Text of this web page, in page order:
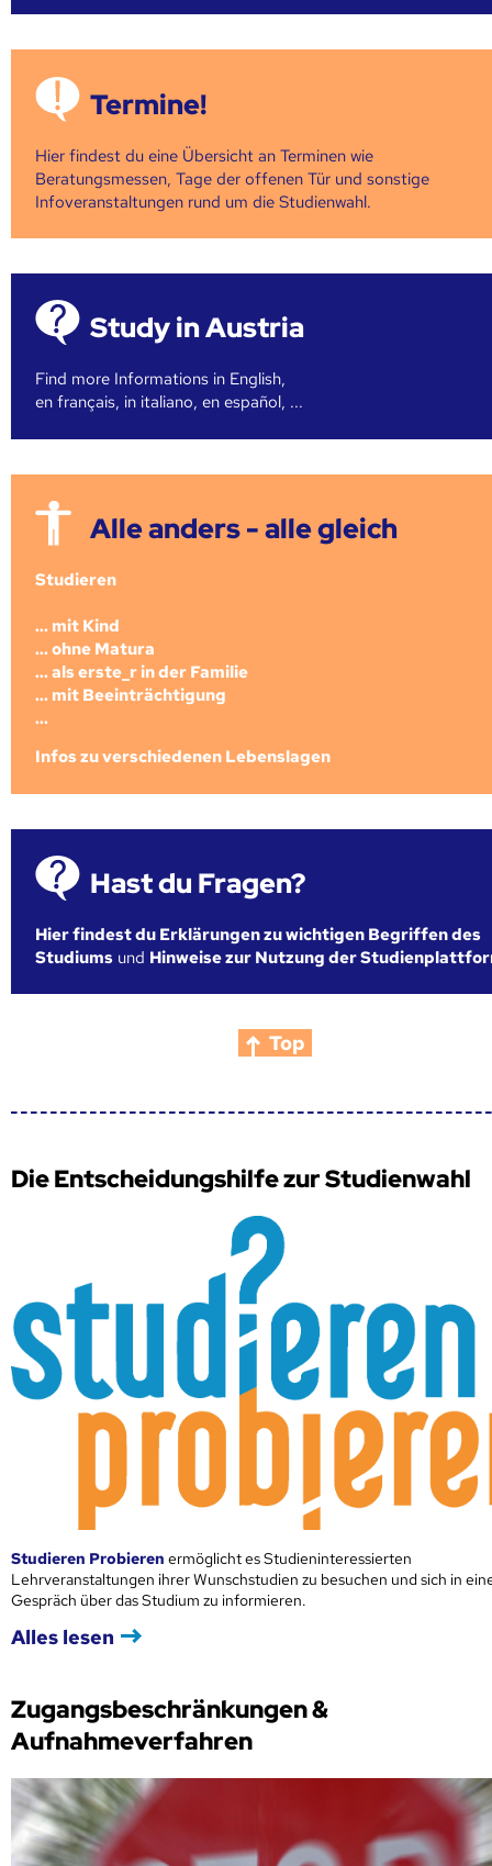
Termine!
Hier findest du eine Übersicht an Terminen wie
Beratungsmessen, Tage der offenen Tür und sonstige
Infoveranstaltungen rund um die Studienwahl.
Study in Austria
Find more Informations in English,
en français, in italiano, en español, ...
Alle anders - alle gleich
Studieren
... mit Kind
... ohne Matura
... als erste_r in der Familie
... mit Beeinträchtigung
...
Infos zu verschiedenen Lebenslagen
Hast du Fragen?
Hier findest du Erklärungen zu wichtigen Begriffen des
Studiums und Hinweise zur Nutzung der
Top
Die Entscheidungshilfe zur Studienwahl
Studieren Probieren ermöglicht es Studieninteressierten
Lehrveranstaltungen ihrer Wunschstudien zu besuchen und sich in
Gespräch über das Studium zu informieren.
Alles lesen
Zugangsbeschränkungen &
Aufnahmeverfahren